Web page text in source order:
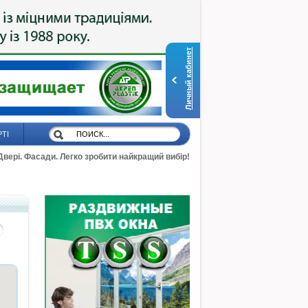
Личный кабинет
Фасади. Легко зробити найкращий вибір!